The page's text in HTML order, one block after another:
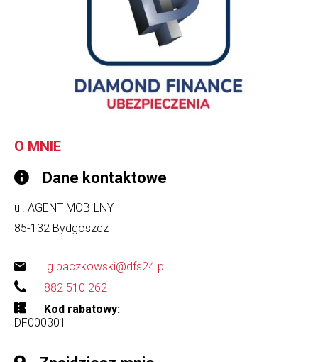
O MNIE
Dane kontaktowe
ul. AGENT MOBILNY
85-132 Bydgoszcz
g.paczkowski@dfs24.pl
882 510 262
Kod rabatowy
DF000301